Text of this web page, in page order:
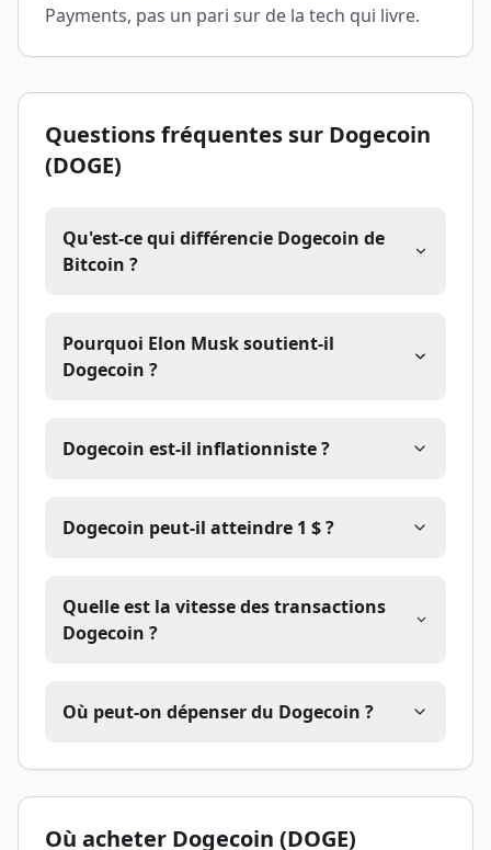
Payments, pas un pari sur de la tech qui livre.
Questions fréquentes sur Dogecoin
(DOGE)
Qu'est-ce qui différencie Dogecoin de
Bitcoin ?
Pourquoi Elon Musk soutient-il
Dogecoin ?
Dogecoin est-il inflationniste ?
Dogecoin peut-il atteindre 1 $ ?
Quelle est la vitesse des transactions
Dogecoin ?
Où peut-on dépenser du Dogecoin ?
Où acheter Dogecoin (DOGE)